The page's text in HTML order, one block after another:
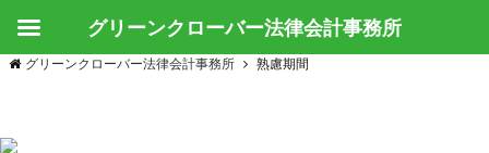
グリーンクローバー法律会計事務所 熟慮期間
グリーンクローバー法律会計事務所